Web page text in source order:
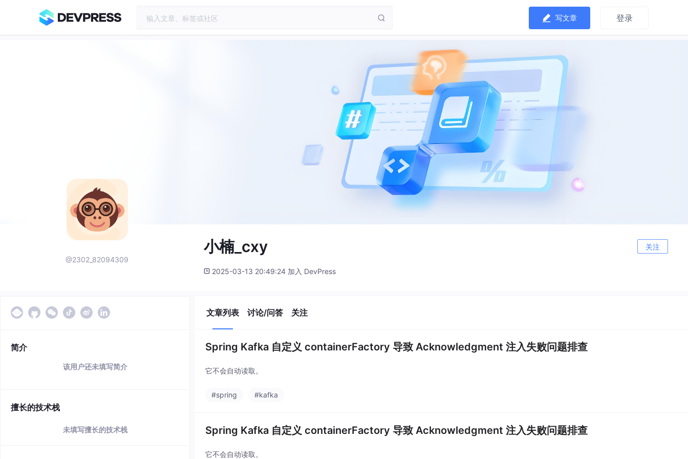
写文章 登录
@2302_82094309
小楠_cxy 关注
2025-03-13 20:49:24 加入 DevPress
简介
该用户还未填写简介
擅长的技术栈
未填写擅长的技术栈
文章列表 讨论/问答 关注
Spring Kafka 自定义 containerFactory 导致 Acknowledgment 注入失败问题排查
它不会自动读取。
#spring #kafka
Spring Kafka 自定义 containerFactory 导致 Acknowledgment 注入失败问题排查
它不会自动读取。